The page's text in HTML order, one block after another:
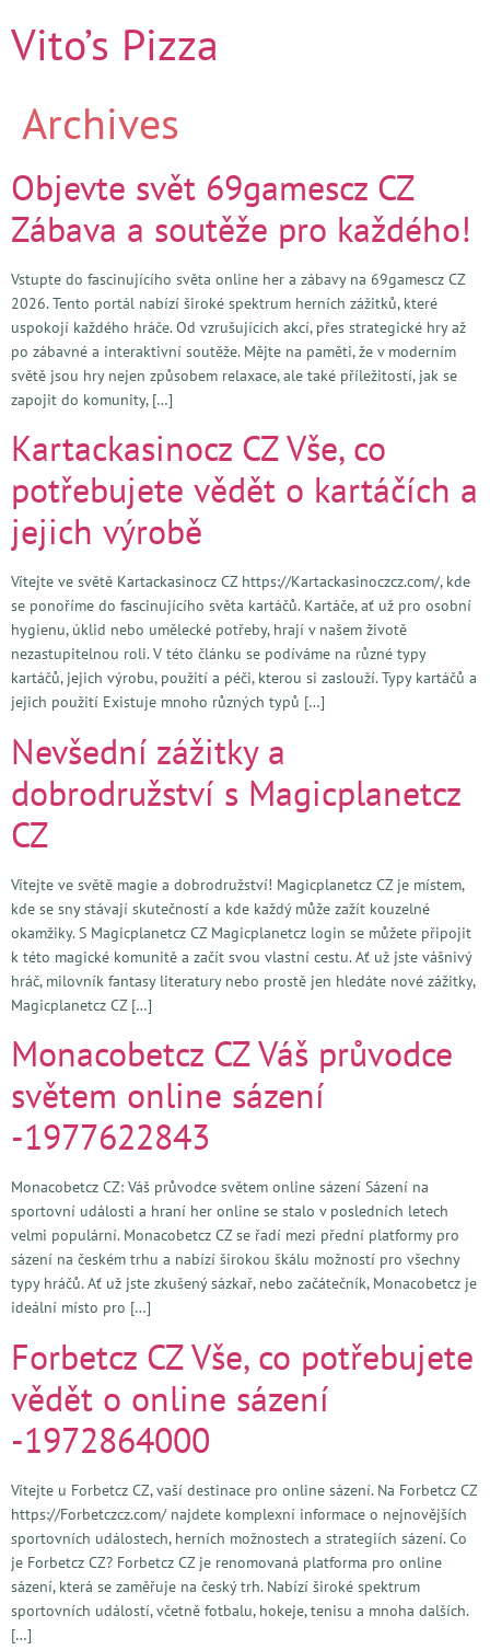
Vito’s Pizza
Archives
Objevte svět 69gamescz CZ
Zábava a soutěže pro každého!
Vstupte do fascinujícího světa online her a zábavy na 69gamescz CZ
2026. Tento portál nabízí široké spektrum herních zážitků, které
uspokojí každého hráče. Od vzrušujících akcí, přes strategické hry až
po zábavné a interaktivní soutěže. Mějte na paměti, že v moderním
světě jsou hry nejen způsobem relaxace, ale také příležitostí, jak se
zapojit do komunity, […]
Kartackasinocz CZ Vše, co
potřebujete vědět o kartáčích a
jejich výrobě
Vítejte ve světě Kartackasinocz CZ https://Kartackasinoczcz.com/, kde
se ponoříme do fascinujícího světa kartáčů. Kartáče, ať už pro osobní
hygienu, úklid nebo umělecké potřeby, hrají v našem životě
nezastupitelnou roli. V této článku se podíváme na různé typy
kartáčů, jejich výrobu, použití a péči, kterou si zaslouží. Typy kartáčů a
jejich použití Existuje mnoho různých typů […]
Nevšední zážitky a
dobrodružství s Magicplanetcz
CZ
Vítejte ve světě magie a dobrodružství! Magicplanetcz CZ je místem,
kde se sny stávají skutečností a kde každý může zažít kouzelné
okamžiky. S Magicplanetcz CZ Magicplanetcz login se můžete připojit
k této magické komunitě a začít svou vlastní cestu. Ať už jste vášnivý
hráč, milovník fantasy literatury nebo prostě jen hledáte nové zážitky,
Magicplanetcz CZ […]
Monacobetcz CZ Váš průvodce
světem online sázení
-1977622843
Monacobetcz CZ: Váš průvodce světem online sázení Sázení na
sportovní události a hraní her online se stalo v posledních letech
velmi populární. Monacobetcz CZ se řadí mezi přední platformy pro
sázení na českém trhu a nabízí širokou škálu možností pro všechny
typy hráčů. Ať už jste zkušený sázkař, nebo začátečník, Monacobetcz je
ideální místo pro […]
Forbetcz CZ Vše, co potřebujete
vědět o online sázení
-1972864000
Vítejte u Forbetcz CZ, vaší destinace pro online sázení. Na Forbetcz CZ
https://Forbetczcz.com/ najdete komplexní informace o nejnovějších
sportovních událostech, herních možnostech a strategiích sázení. Co
je Forbetcz CZ? Forbetcz CZ je renomovaná platforma pro online
sázení, která se zaměřuje na český trh. Nabízí široké spektrum
sportovních událostí, včetně fotbalu, hokeje, tenisu a mnoha dalších.
[…]